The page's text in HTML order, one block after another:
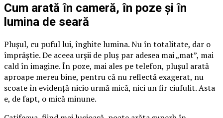
Cum arată în cameră, în poze și în
lumina de seară
Plușul, cu puful lui, înghite lumina. Nu în totalitate, dar o
împrăștie. De aceea urșii de pluș par adesea mai „mat”, mai
cald în imagine. În poze, mai ales pe telefon, plușul arată
aproape mereu bine, pentru că nu reflectă exagerat, nu
scoate în evidență nicio urmă mică, nici un fir ciufulit. Asta
e, de fapt, o mică minune.